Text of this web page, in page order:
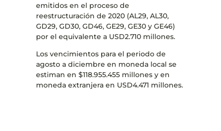
emitidos en el proceso de
reestructuración de 2020 (AL29, AL30,
GD29, GD30, GD46, GE29, GE30 y GE46)
por el equivalente a USD2.710 millones.
Los vencimientos para el periodo de
agosto a diciembre en moneda local se
estiman en $118.955.455 millones y en
moneda extranjera en USD4.471 millones.